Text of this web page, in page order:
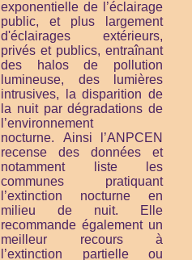
exponentielle de l’éclairage
public, et plus largement
d'éclairages extérieurs,
privés et publics, entraînant
des halos de pollution
lumineuse, des lumières
intrusives, la disparition de
la nuit par dégradations de
l’environnement
nocturne. Ainsi l’ANPCEN
recense des données et
notamment liste les
communes pratiquant
l’extinction nocturne en
milieu de nuit. Elle
recommande également un
meilleur recours à
l’extinction partielle ou